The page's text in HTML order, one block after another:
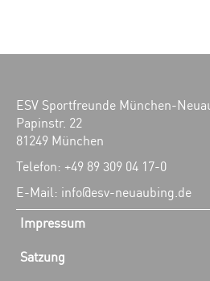
ESV Sportfreunde München-
Papinstr. 22
81249 München
Telefon: +49 89 309 04 17-0
E-Mail: info@esv-neuaubing.de
Impressum
Satzung